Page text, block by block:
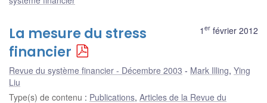
1 er février 2012
La mesure du stress
financier
Revue du système financier - Décembre 2003 Mark Illing, Ying
Liu
Type(s) de contenu : Publications, Articles de la Revue du